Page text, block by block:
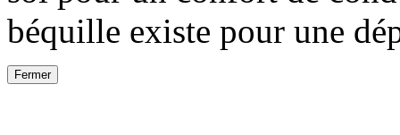
béquille existe pour une
Fermer